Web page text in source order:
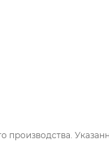
производства.